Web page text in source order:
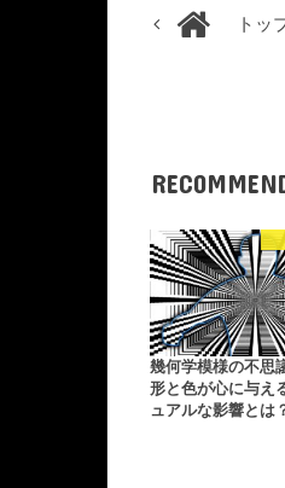
トッ
幾何学模様の不思
形と色が心に与え
ュアルな影響とは